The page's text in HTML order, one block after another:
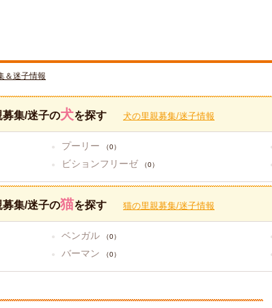
＆迷子情報
募集/迷子の犬を探す 犬の里親募集/迷子情報
プーリー （0）
ビションフリーゼ （0）
募集/迷子の猫を探す 猫の里親募集/迷子情報
ベンガル （0）
バーマン （0）